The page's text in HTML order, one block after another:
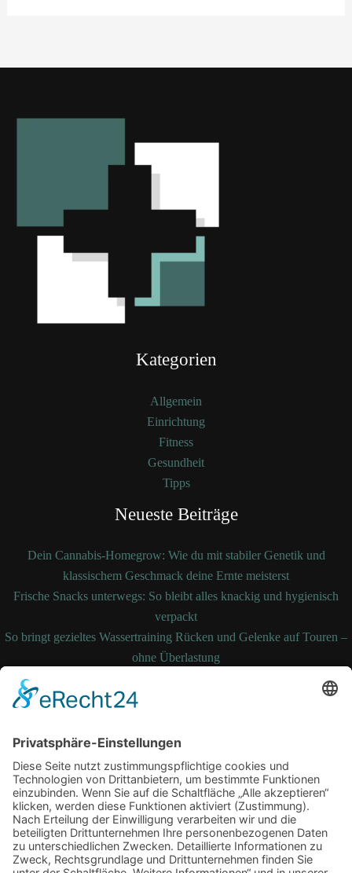
Kategorien
Allgemein
Einrichtung
Fitness
Gesundheit
Tipps
Neueste Beiträge
Dein Cannabis-Homegrow: Wie du mit stabiler Genetik und
klassischem Geschmack deine Ernte meisterst
Frische Snacks unterwegs: So bleibt alles knackig und hygienisch
verpackt
So bringt gezieltes Wassertraining Rücken und Gelenke auf Touren –
ohne Überlastung
So bleibt Ihre Bettdecke auch nach Jahren noch formstabil und
temperaturausgleichend
und durchsetzen
Schlagwörter
Alltag Arbeitsplatz Digital Erkältung Fitness
Gesundheit Grossstadt Hautpflege joggen Kampfkunst laufen
Lauftherapie Mariendistel Menthal Motivation NEM Praxis Sling Trainer Sport